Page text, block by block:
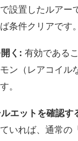
設置したルアー
条件クリアです。
く: 有効である
ン（レアコイル
。
エットを確認す
いれば、通常の